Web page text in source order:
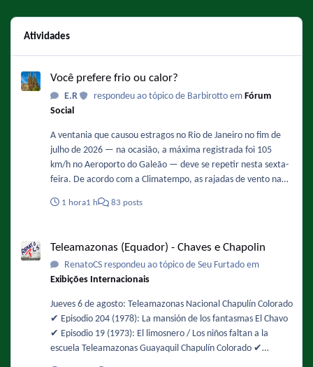
Atividades
Você prefere frio ou calor?
E.R respondeu ao tópico de Barbirotto em Fórum
Social
A ventania que causou estragos no Rio de Janeiro no fim de
julho de 2026 — na ocasião, a máxima registrada foi 105
km/h no Aeroporto do Galeão — deve se repetir nesta sexta-
feira. De acordo com a Climatempo, as rajadas de vento na
com possibilidade de queda de árvores. Os ventos devem
https://oglobo.globo.com/rio/noticia/2026/08/06/rajadas-de-
vento-mais-intensas-sao-esperadas-entre-12h-e-18h-desta-
1 hora1 h 83 posts
Teleamazonas (Equador) - Chaves e Chapolin
RenatoCS respondeu ao tópico de Seu Furtado em
Exibições Internacionais
Jueves 6 de agosto: Teleamazonas Nacional Chapulín Colorado
✔️ Episodio 204 (1978): La mansión de los fantasmas El Chavo
✔️ Episodio 19 (1973): El limosnero / Los niños faltan a la
escuela Teleamazonas Guayaquil Chapulín Colorado ✔️